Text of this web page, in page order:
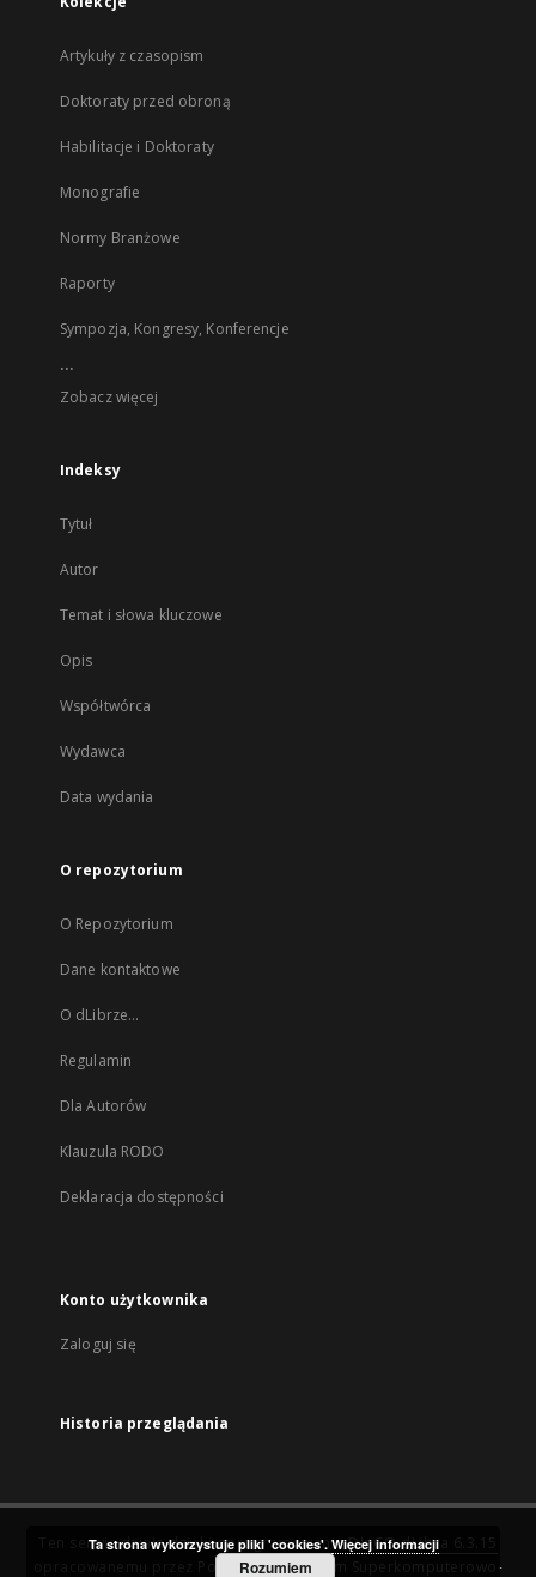
Artykuły z czasopism
Doktoraty przed obroną
Habilitacje i Doktoraty
Monografie
Normy Branżowe
Raporty
Sympozja, Kongresy, Konferencje
...
Zobacz więcej
Indeksy
Tytuł
Autor
Temat i słowa kluczowe
Opis
Współtwórca
Wydawca
Data wydania
O repozytorium
O Repozytorium
Dane kontaktowe
O dLibrze...
Regulamin
Dla Autorów
Klauzula RODO
Deklaracja dostępności
Konto użytkownika
Zaloguj się
Historia przeglądania
Ten serwis działa dzięki oprogramowaniuDInGO dLibra 6.3.15
Poznańskie Centrum Superkomputerowo-
Ta strona wykorzystuje pliki 'cookies'. Więcej informacji
Rozumiem